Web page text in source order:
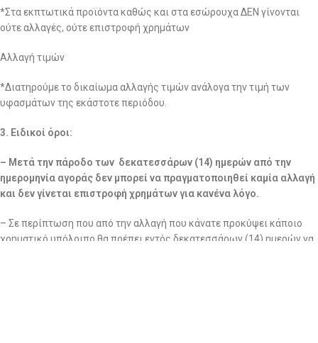
*Στα εκπτωτικά προϊόντα καθώς και στα εσώρουχα ΔΕΝ γίνονται
ούτε αλλαγές, ούτε επιστροφή χρημάτων
Αλλαγή τιμών
*Διατηρούμε το δικαίωμα αλλαγής τιμών ανάλογα την τιμή των
υφασμάτων της εκάστοτε περιόδου.
3. Ειδικοί όροι:
– Μετά την πάροδο των δεκατεσσάρων (14) ημερών από την
ημερομηνία αγοράς δεν μπορεί να πραγματοποιηθεί καμία αλλαγή
και δεν γίνεται επιστροφή χρημάτων για κανένα λόγο.
– Σε περίπτωση που από την αλλαγή που κάνατε προκύψει κάποιο
χρηματικό υπόλοιπο θα πρέπει εντός δεκατεσσάρων (14) ημερών να